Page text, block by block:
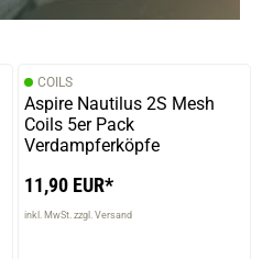
COILS
Aspire Nautilus 2S Mesh
Coils 5er Pack
Verdampferköpfe
11,90 EUR*
inkl. MwSt. zzgl. Versand